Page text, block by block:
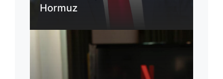
Hormuz